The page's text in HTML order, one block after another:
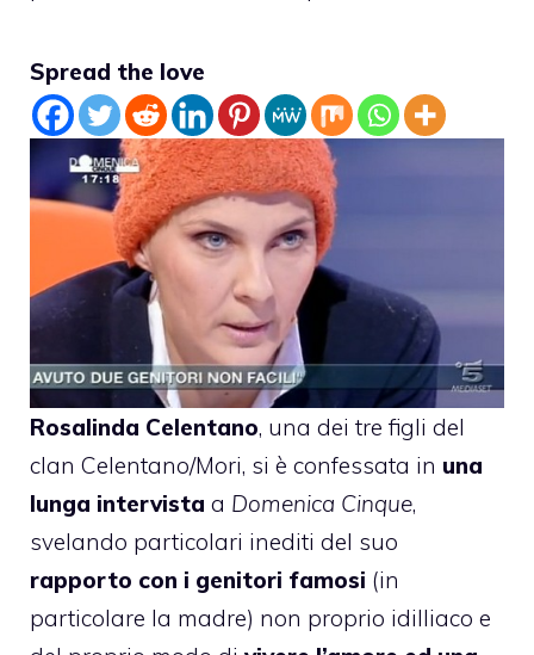
Spread the love
Rosalinda Celentano, una dei tre figli del
clan Celentano/Mori, si è confessata in una
lunga intervista a Domenica Cinque,
svelando particolari inediti del suo
rapporto con i genitori famosi (in
particolare la madre) non proprio idilliaco e